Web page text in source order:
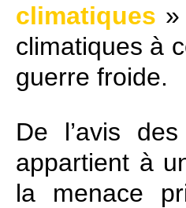
climatiques
climatiques à
guerre froide.
De l’avis
appartient à
la menace